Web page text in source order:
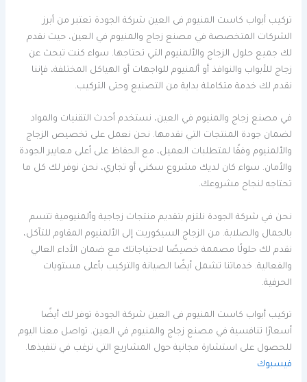
تركيب أبواب كاست المنيوم فى العين شركة الجودة تعتبر من أبرز
الشركات المتخصصة في مصنع زجاج والمنيوم في العين، حيث نقدم
لك جميع حلول الزجاج والألمنيوم التي تحتاجها. سواء كنت تبحث عن
زجاج للأبواب والنوافذ أو ألمنيوم للواجهات أو الهياكل المختلفة، فإننا
نقدم لك خدمة متكاملة بداية من التصنيع وحتى التركيب.
في مصنع زجاج والمنيوم في العين، نستخدم أحدث التقنيات والمواد
لضمان جودة المنتجات التي نقدمها. نحن نعمل على تخصيص الزجاج
والألمنيوم وفقًا لمتطلبات العميل، مع الحفاظ على أعلى معايير الجودة
والأمان. سواء كان لديك مشروع سكني أو تجاري، نحن نوفر لك كل ما
تحتاجه لنجاح مشروعك.
نحن في شركة الجودة نلتزم بتقديم منتجات زجاجية وألمنيومية تتسم
بالجمال والصلابة. من الزجاج السيكوريت إلى الألمنيوم المقاوم للتآكل،
نقدم لك حلولًا مصممة خصيصًا لاحتياجاتك مع ضمان الأداء العالي
والفعالية. خدماتنا تشمل أيضًا الصيانة والتركيب بأعلى مستويات
الحرفية.
تركيب أبواب كاست المنيوم فى العين شركة الجودة توفر لك أيضًا
أسعارًا تنافسية في مصنع زجاج والمنيوم في العين. تواصل معنا اليوم
للحصول على استشارة مجانية حول المشاريع التي ترغب في تنفيذها.
فيسبوك